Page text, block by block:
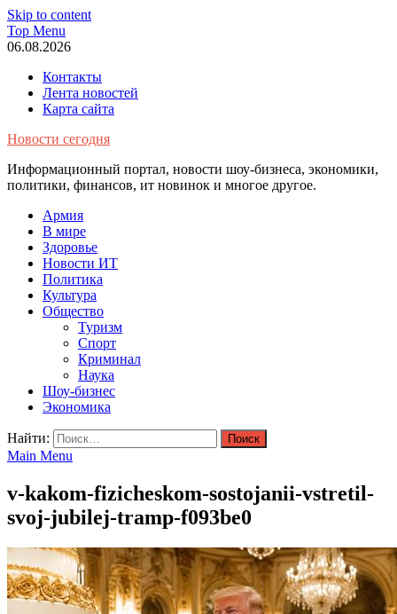
Skip to content
Top Menu
06.08.2026
Контакты
Лента новостей
Карта сайта
Новости сегодня
Информационный портал, новости шоу-бизнеса, экономики,
политики, финансов, ит новинок и многое другое.
Армия
В мире
Здоровье
Новости ИТ
Политика
Культура
Общество
Туризм
Спорт
Криминал
Наука
Шоу-бизнес
Экономика
Найти:
Main Menu
v-kakom-fizicheskom-sostojanii-vstretil-
svoj-jubilej-tramp-f093be0